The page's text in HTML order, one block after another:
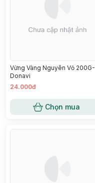
Vừng Vàng Nguyên Vỏ 200G-
Donavi
24.000đ
Chọn mua